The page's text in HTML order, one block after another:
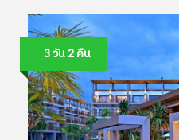
3 วัน 2 คืน